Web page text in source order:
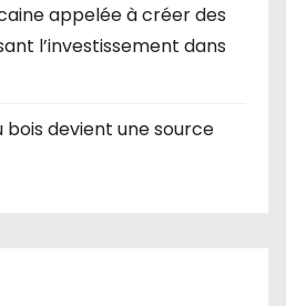
appelée à créer des
l’investissement dans
bois devient une source